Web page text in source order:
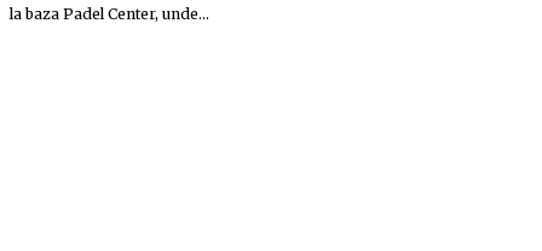
la baza Padel Center, unde...